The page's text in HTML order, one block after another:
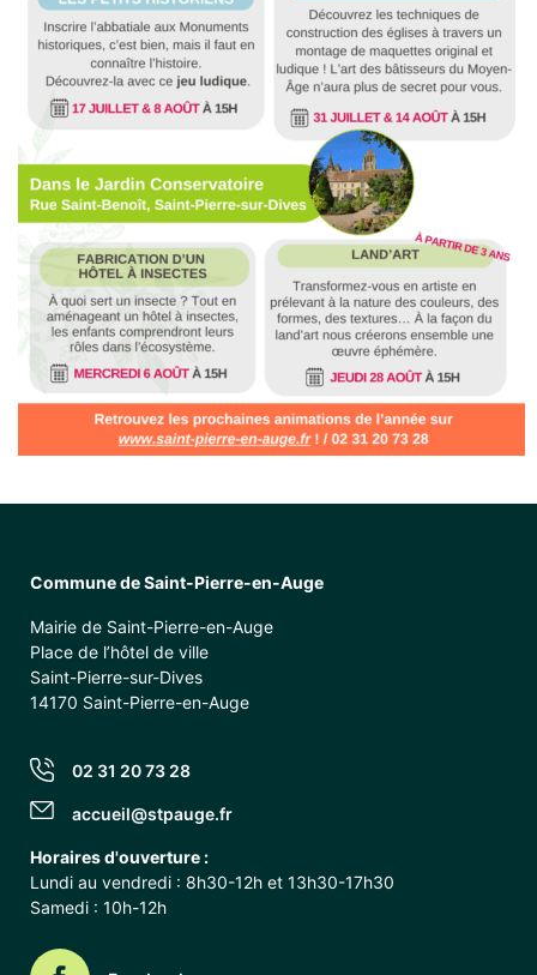
Commune de Saint-Pierre-en-Auge
Mairie de Saint-Pierre-en-Auge
Place de l’hôtel de ville
Saint-Pierre-sur-Dives
14170 Saint-Pierre-en-Auge
02 31 20 73 28
accueil@stpauge.fr
Horaires d'ouverture :
Lundi au vendredi : 8h30-12h et 13h30-17h30
Samedi : 10h-12h